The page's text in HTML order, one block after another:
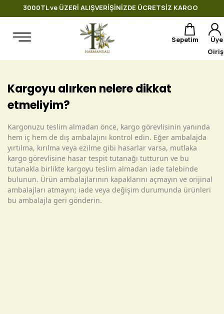
Kargoyu alırken nelere dikkat
etmeliyim?
Kargonuzu teslim almadan önce, kargo görevlisinin yanında
hem iç hem de dış ambalajını kontrol edin. Eğer ambalajda
yırtılma, kırılma veya ezilme gibi hasarlar varsa, mutlaka
kargo görevlisine hasar tespit tutanağı tutturun ve bu
tutanakla birlikte kargoyu teslim almadan iade talebinde
bulunun. Ürün ambalajlarının kapaklarını açmayın ve orijinal
ambalajları atmayın; iade veya değişim durumunda ürünleri
bu ambalajla geri gönderin.
3000TL ve ÜZERİ ALIŞVERİŞİNİZDE ÜCRETSİZ KARGO
Üye
Sepetim